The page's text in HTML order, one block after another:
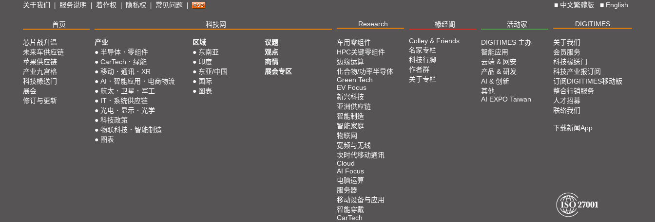
关于我们 服务说明 着作权 隐私权 常见问题 ■ 中文繁體版 ■ English
首页 科技网 Research 椽经阁 活动家 DIGITIMES
芯片战升温
未来车供应链
苹果供应链
产业九宫格
科技椽送门
展会
修订与更新
产业
● 半导体．零组件
● CarTech．绿能
● 移动．通讯．XR
● AI．智能应用．电商物流
● 航太．卫星．军工
● IT．系统供应链
● 光电．显示．光学
● 科技政策
● 物联科技．智能制造
● 图表
区域
● 东南亚
● 印度
● 东亚/中国
● 国际
● 图表
议题
观点
商情
展会专区
车用零组件
HPC关键零组件
边缘运算
化合物/功率半导体
Green Tech
EV Focus
新兴科技
亚洲供应链
智能制造
智能家庭
物联网
宽频与无线
次时代移动通讯
Cloud
AI Focus
电脑运算
服务器
移动设备与应用
智能穿戴
CarTech
Colley & Friends
名家专栏
科技行脚
作者群
关于专栏
DIGITIMES 主办
智能应用
云端 & 网安
产品 & 研发
AI & 创新
其他
AI EXPO Taiwan
关于我们
会员服务
科技椽送门
科技产业报订阅
订阅DIGITIMES移动版
整合行销服务
人才招募
联络我们
下载新闻App